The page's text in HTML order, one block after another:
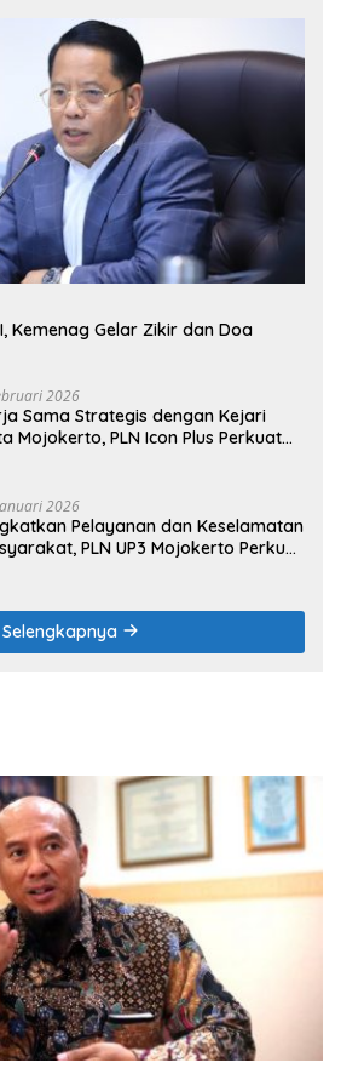
Kemenag Gelar Zikir dan Doa
2026
Sama Strategis dengan Kejari
Mojokerto, PLN Icon Plus Perkuat
2026
Pelayanan dan Keselamatan
PLN UP3 Mojokerto Perkuat
Selengkapnya